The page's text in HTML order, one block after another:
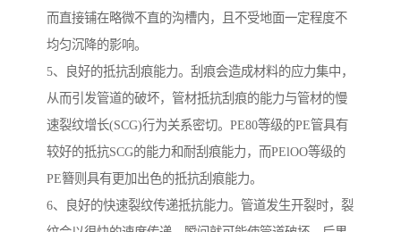
而直接铺在略微不直的沟槽内，且不受地面一定程度不
均匀沉降的影响。
5、良好的抵抗刮痕能力。刮痕会造成材料的应力集中，
从而引发管道的破坏，管材抵抗刮痕的能力与管材的慢
速裂纹增长(SCG)行为关系密切。PE80等级的PE管具有
较好的抵抗SCG的能力和耐刮痕能力，而PElOO等级的
PE簪则具有更加出色的抵抗刮痕能力。
6、良好的快速裂纹传递抵抗能力。管道发生开裂时，裂